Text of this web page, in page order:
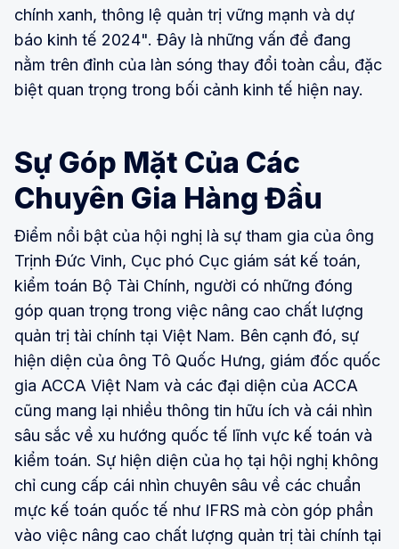
chính xanh, thông lệ quản trị vững mạnh và dự
báo kinh tế 2024". Đây là những vấn đề đang
nằm trên đỉnh của làn sóng thay đổi toàn cầu, đặc
biệt quan trọng trong bối cảnh kinh tế hiện nay.
Sự Góp Mặt Của Các
Chuyên Gia Hàng Đầu
Điểm nổi bật của hội nghị là sự tham gia của ông
Trịnh Đức Vinh, Cục phó Cục giám sát kế toán,
kiểm toán Bộ Tài Chính, người có những đóng
góp quan trọng trong việc nâng cao chất lượng
quản trị tài chính tại Việt Nam. Bên cạnh đó, sự
hiện diện của ông Tô Quốc Hưng, giám đốc quốc
gia ACCA Việt Nam và các đại diện của ACCA
cũng mang lại nhiều thông tin hữu ích và cái nhìn
sâu sắc về xu hướng quốc tế lĩnh vực kế toán và
kiểm toán. Sự hiện diện của họ tại hội nghị không
chỉ cung cấp cái nhìn chuyên sâu về các chuẩn
mực kế toán quốc tế như IFRS mà còn góp phần
vào việc nâng cao chất lượng quản trị tài chính tại